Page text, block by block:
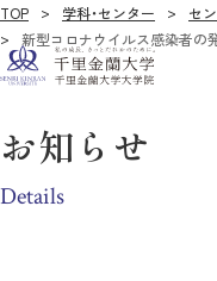
TOP 学科・センター
セ
新型コロナウイルス感染者の
お知らせ
Details